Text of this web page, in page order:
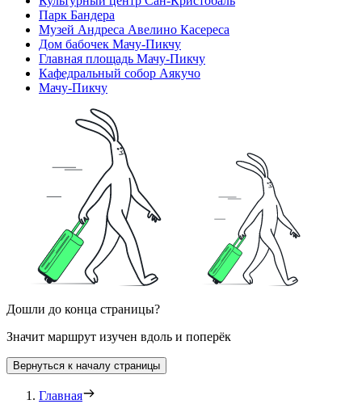
Парк Бандера
Музей Андреса Авелино Касереса
Дом бабочек Мачу-Пикчу
Главная площадь Мачу-Пикчу
Кафедральный собор Аякучо
Мачу-Пикчу
Дошли до конца страницы?
Значит маршрут изучен вдоль и поперёк
Вернуться к началу страницы
Главная